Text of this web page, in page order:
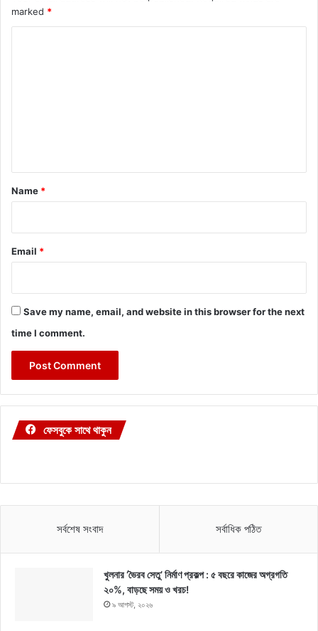
marked *
*
Name *
Email *
Save my name, email, and website in this browser for the next
time I comment.
ফেসবুকে সাথে থাকুন
সর্বশেষ সংবাদ সর্বাধিক পঠিত
খুলনার ‘ভৈরব সেতু’ নির্মাণ প্রকল্প : ৫ বছরে কাজের অগ্রগতি
২০%, বাড়ছে সময় ও খরচ!
৯ আগস্ট, ২০২৬